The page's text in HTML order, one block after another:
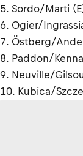
5. Sordo/Marti
6. Ogier/
7. Östberg/
8. Paddon/
9. Neuville/
10. Kubica/